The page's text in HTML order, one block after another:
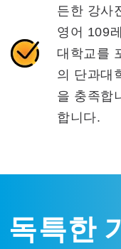
든한 강사
영어 109
대학교를
의 단과대
을 충족합
합니다.
독특한